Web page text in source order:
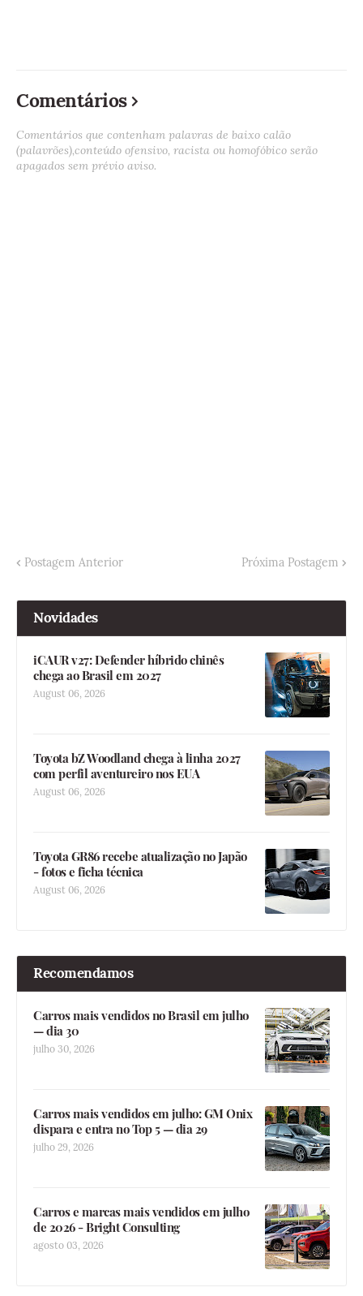
Comentários
Comentários que contenham palavras de baixo calão
(palavrões),conteúdo ofensivo, racista ou homofóbico serão
apagados sem prévio aviso.
Postagem Anterior Próxima Postagem
Novidades
iCAUR v27: Defender híbrido chinês
chega ao Brasil em 2027
August 06, 2026
Toyota bZ Woodland chega à linha 2027
com perfil aventureiro nos EUA
August 06, 2026
Toyota GR86 recebe atualização no Japão
- fotos e ficha técnica
August 06, 2026
Recomendamos
Carros mais vendidos no Brasil em julho
— dia 30
julho 30, 2026
Carros mais vendidos em julho: GM Onix
dispara e entra no Top 5 — dia 29
julho 29, 2026
Carros e marcas mais vendidos em julho
de 2026 - Bright Consulting
agosto 03, 2026